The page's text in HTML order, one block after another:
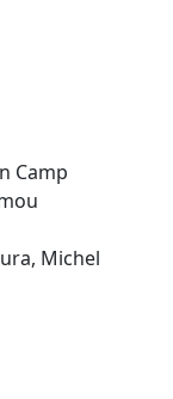
Camp
Michel